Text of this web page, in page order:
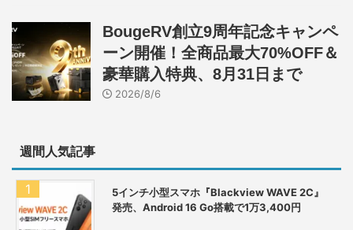
BougeRV創立9周年記念キャンペ
ーン開催！全商品最大70%OFF＆
豪華購入特典、8月31日まで
2026/8/6
週間人気記事
5インチ小型スマホ『Blackview WAVE 2C』
発売、Android 16 Go搭載で1万3,400円